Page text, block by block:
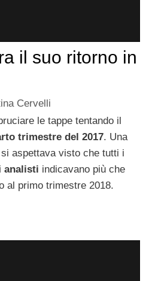
il suo ritorno in
Cervelli
le tappe tentando il
trimestre del 2017. Una
aspettava visto che tutti i
analisti indicavano più che
al primo trimestre 2018.